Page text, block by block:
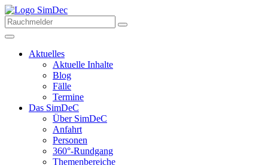
Aktuelles
Aktuelle Inhalte
Blog
Fälle
Termine
Das SimDeC
Über SimDeC
Anfahrt
Personen
360°-Rundgang
Themenbereiche